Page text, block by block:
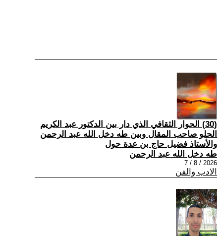
(30) الحوار الثقافي الذي دار بين الدكتور عبد الكريم
الحلو صاحب المقال وبين طه دخل الله عبد الرحمن
والأستاذ فضيل حاج بن عدة حول
طه دخل الله عبد الرحمن
2026 / 8 / 7
الادب والفن